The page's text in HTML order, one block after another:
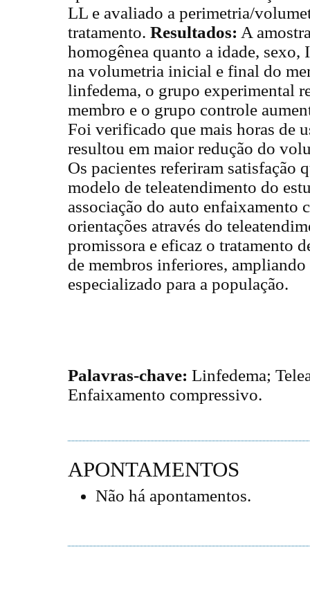
LL e avaliado a perimetria/
tratamento. Resultados: A
homogênea quanto a idade,
na volumetria inicial e final do
linfedema, o grupo experimental
membro e o grupo controle
Foi verificado que mais horas de
resultou em maior redução do
Os pacientes referiram satisfação
modelo de teleatendimento do
associação do auto
orientações através do
promissora e eficaz o tratamento
de membros inferiores,
especializado para a população.
Palavras-chave: Linfedema;
Enfaixamento compressivo.
APONTAMENTOS
Não há apontamentos.